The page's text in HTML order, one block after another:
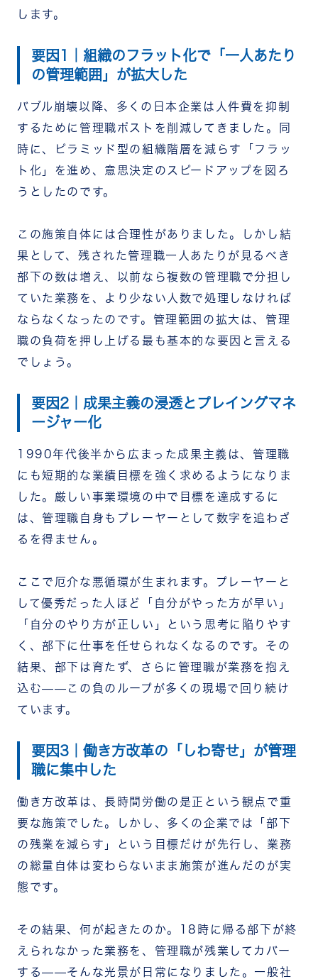
します。
要因1｜組織のフラット化で「一人あたり
の管理範囲」が拡大した
バブル崩壊以降、多くの日本企業は人件費を抑制
するために管理職ポストを削減してきました。同
時に、ピラミッド型の組織階層を減らす「フラッ
ト化」を進め、意思決定のスピードアップを図ろ
うとしたのです。
この施策自体には合理性がありました。しかし結
果として、残された管理職一人あたりが見るべき
部下の数は増え、以前なら複数の管理職で分担し
ていた業務を、より少ない人数で処理しなければ
ならなくなったのです。管理範囲の拡大は、管理
職の負荷を押し上げる最も基本的な要因と言える
でしょう。
要因2｜成果主義の浸透とプレイングマネ
ージャー化
1990年代後半から広まった成果主義は、管理職
にも短期的な業績目標を強く求めるようになりま
した。厳しい事業環境の中で目標を達成するに
は、管理職自身もプレーヤーとして数字を追わざ
るを得ません。
ここで厄介な悪循環が生まれます。プレーヤーと
して優秀だった人ほど「自分がやった方が早い」
「自分のやり方が正しい」という思考に陥りやす
く、部下に仕事を任せられなくなるのです。その
結果、部下は育たず、さらに管理職が業務を抱え
込む——この負のループが多くの現場で回り続け
ています。
要因3｜働き方改革の「しわ寄せ」が管理
職に集中した
働き方改革は、長時間労働の是正という観点で重
要な施策でした。しかし、多くの企業では「部下
の残業を減らす」という目標だけが先行し、業務
の総量自体は変わらないまま施策が進んだのが実
態です。
その結果、何が起きたのか。18時に帰る部下が終
えられなかった業務を、管理職が残業してカバー
する——そんな光景が日常になりました。一般社